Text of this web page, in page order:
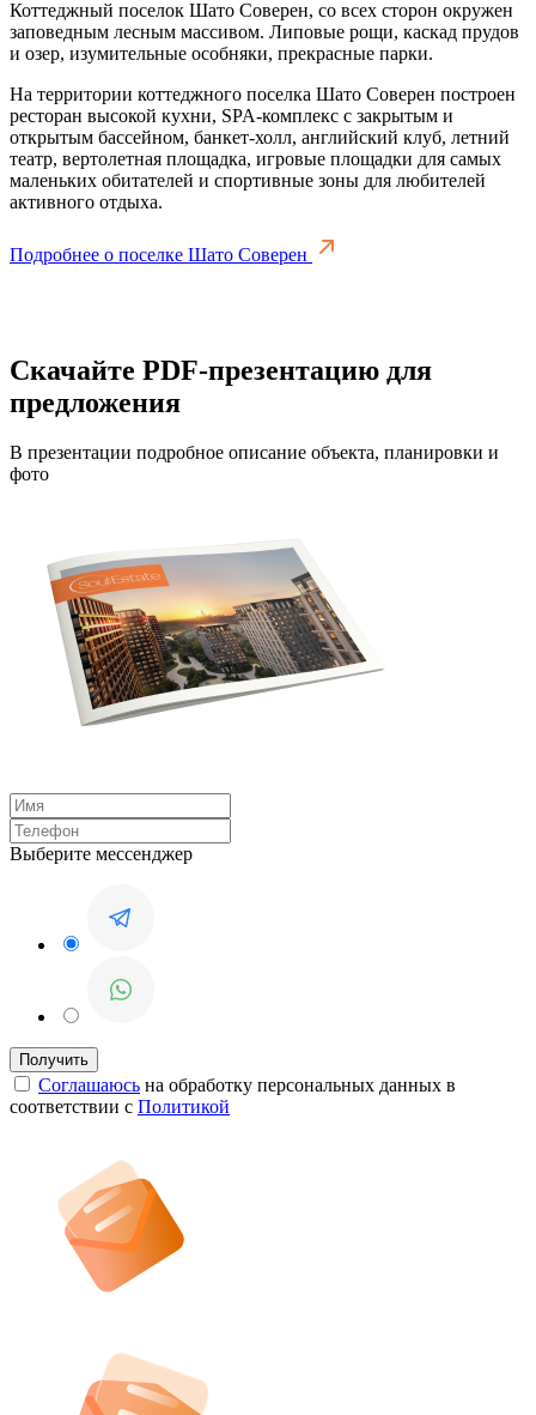
Коттеджный поселок Шато Соверен, со всех сторон окружен
заповедным лесным массивом. Липовые рощи, каскад прудов
и озер, изумительные особняки, прекрасные парки.
На территории коттеджного поселка Шато Соверен построен
ресторан высокой кухни, SPA-комплекс с закрытым и
открытым бассейном, банкет-холл, английский клуб, летний
театр, вертолетная площадка, игровые площадки для самых
маленьких обитателей и спортивные зоны для любителей
активного отдыха.
Подробнее о поселке Шато Соверен
Скачайте PDF-презентацию для
предложения
В презентации подробное описание объекта, планировки и
фото
Выберите мессенджер
Соглашаюсь на обработку персональных данных в
соответствии с Политикой